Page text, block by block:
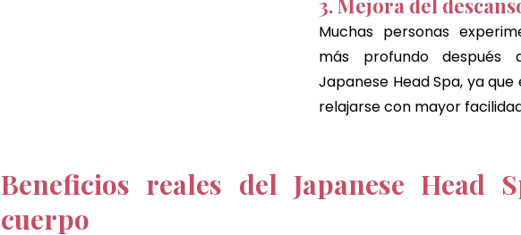
3. Mejora del
Muchas personas
más profundo después
Japanese Head Spa, ya
relajarse con mayor
Beneficios reales del Japanese Head
cuerpo